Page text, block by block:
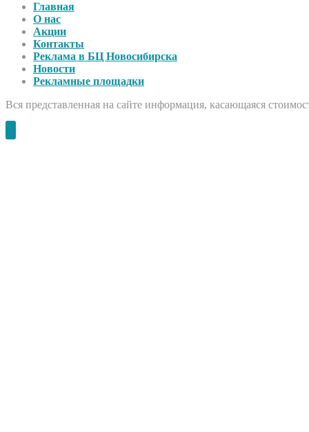
Главная
О нас
Акции
Контакты
Реклама в БЦ Новосибирска
Новости
Рекламные площадки
Вся представленная на сайте информация, касающаяся